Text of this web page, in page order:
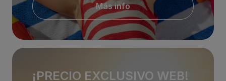
Más info
¡PRECIO EXCLUSIVO WEB!